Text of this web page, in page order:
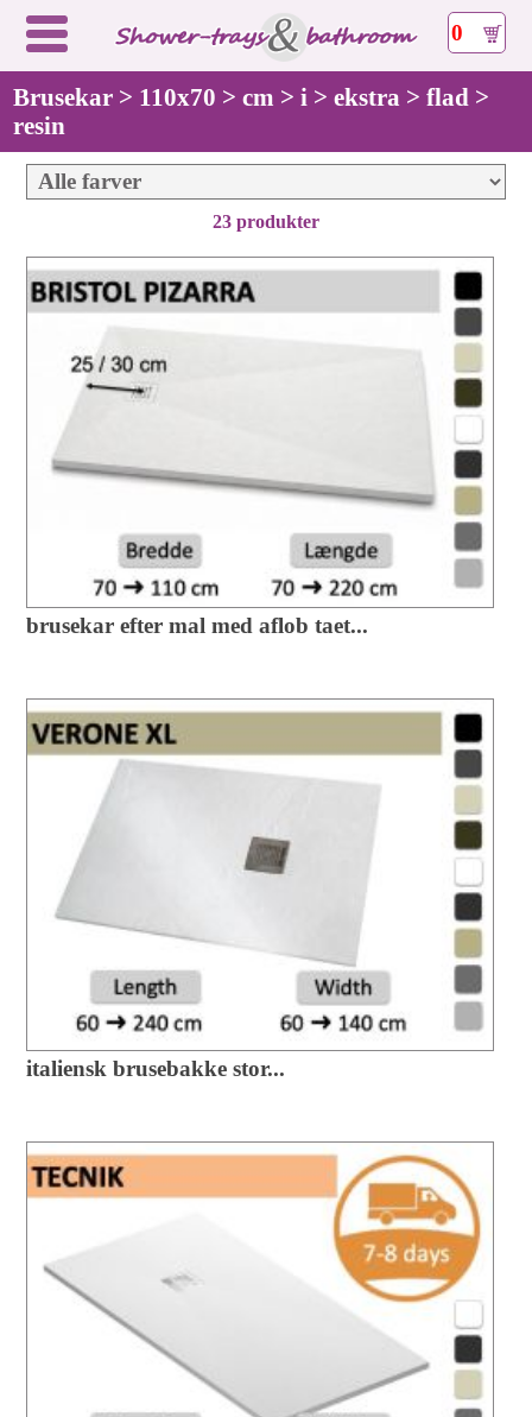
0
Brusekar > 110x70 > cm > i > ekstra > flad >
resin
23 produkter
brusekar efter mal med aflob taet...
italiensk brusebakke stor...